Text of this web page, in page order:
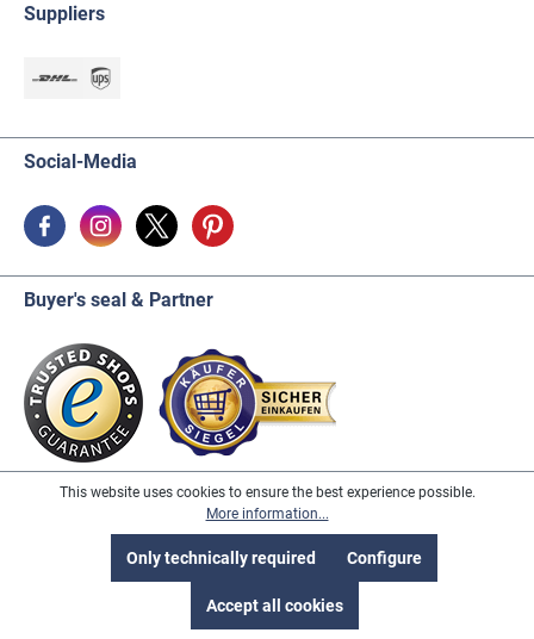
Suppliers
Social-Media
Buyer's seal & Partner
stated.
This website uses cookies to ensure the best experience possible.
More information...
Only technically required Configure
Accept all cookies